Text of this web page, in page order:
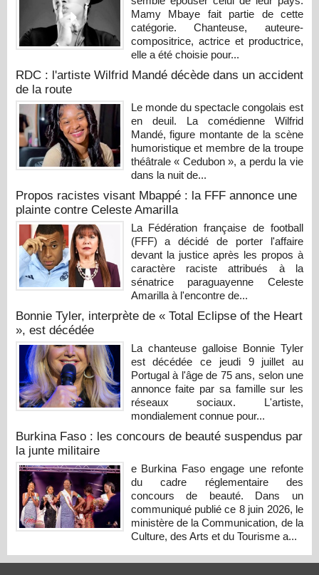
Mamy Mbaye fait partie de cette
catégorie. Chanteuse, auteure-
compositrice, actrice et productrice,
elle a été choisie pour...
RDC : l'artiste Wilfrid Mandé décède dans un accident
de la route
Le monde du spectacle congolais est
en deuil. La comédienne Wilfrid
Mandé, figure montante de la scène
humoristique et membre de la troupe
théâtrale « Cedubon », a perdu la vie
dans la nuit de...
Propos racistes visant Mbappé : la FFF annonce une
plainte contre Celeste Amarilla
La Fédération française de football
(FFF) a décidé de porter l'affaire
devant la justice après les propos à
caractère raciste attribués à la
sénatrice paraguayenne Celeste
Amarilla à l'encontre de...
Bonnie Tyler, interprète de « Total Eclipse of the Heart
», est décédée
La chanteuse galloise Bonnie Tyler
est décédée ce jeudi 9 juillet au
Portugal à l'âge de 75 ans, selon une
annonce faite par sa famille sur les
réseaux sociaux. L'artiste,
mondialement connue pour...
Burkina Faso : les concours de beauté suspendus par
la junte militaire
e Burkina Faso engage une refonte
du cadre réglementaire des
concours de beauté. Dans un
communiqué publié ce 8 juin 2026, le
ministère de la Communication, de la
Culture, des Arts et du Tourisme a...